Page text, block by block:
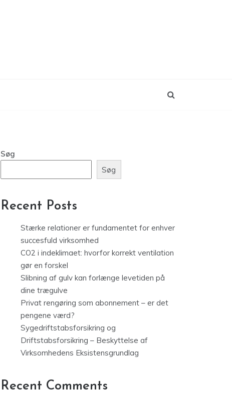
Søg
Søg
Recent Posts
Stærke relationer er fundamentet for enhver
succesfuld virksomhed
CO2 i indeklimaet: hvorfor korrekt ventilation
gør en forskel
Slibning af gulv kan forlænge levetiden på
dine trægulve
Privat rengøring som abonnement – er det
pengene værd?
Sygedriftstabsforsikring og
Driftstabsforsikring – Beskyttelse af
Virksomhedens Eksistensgrundlag
Recent Comments